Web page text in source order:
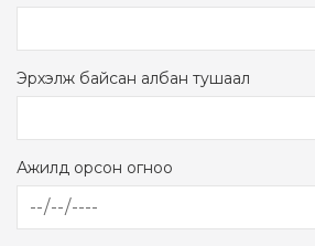
Эрхэлж байсан албан тушаал
Ажилд орсон огноо